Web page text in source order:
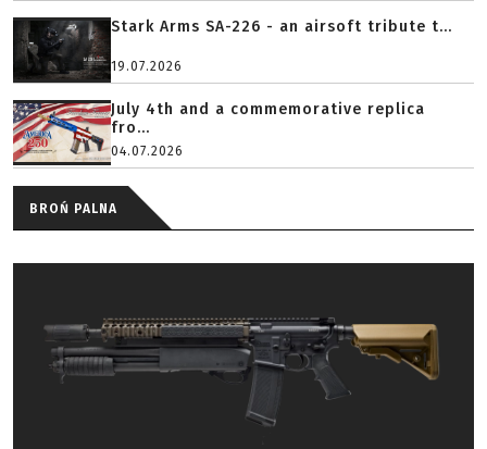
Stark Arms SA-226 - an airsoft tribute t...
19.07.2026
July 4th and a commemorative replica
fro...
04.07.2026
BROŃ PALNA